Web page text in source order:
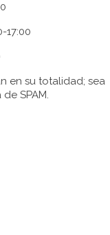
17:00
en su totalidad; sea
SPAM.